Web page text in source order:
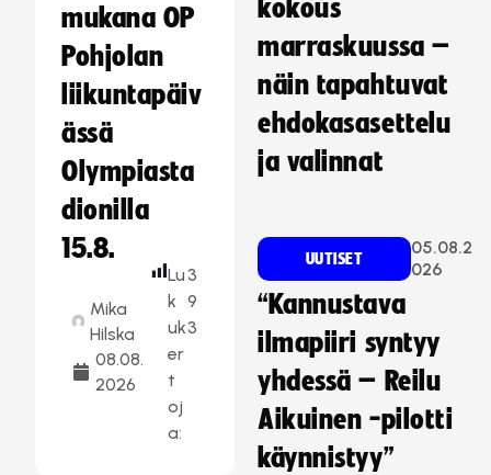
mukana OP
Pohjolan
liikuntapäiv
ässä
Olympiasta
dionilla
15.8.
Mika
Hilska
08.08.
2026
Lu
k
uk
er
t
oj
a:
3
9
3
kokous
marraskuussa –
näin tapahtuvat
ehdokasasettelu
ja valinnat
UUTISET
05.08.2
026
“Kannustava
ilmapiiri syntyy
yhdessä – Reilu
Aikuinen -pilotti
käynnistyy”